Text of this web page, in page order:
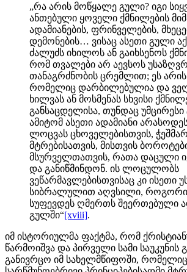
„რა არის მოწყალე გული? იგი
ანთებული ყოველი ქმნილების
ადამიანების, ფრინველების,
დემონების… ვისაც ასეთი გული
ძალუძს იხილოს ან გაიხსენოს
რომ თვალები არ აევსოს
თანაგრძნობის ცრემლით; ეს
რომელიც დარბილებულია და
ხილვას ან მოსმენას სხვისი
განსაცდელისა, თუნდაც უმცირესი
ამიტომ ასეთი ადამიანი
ლოცვას ცხოველებისთვის,
მტრებისათვის, მისთვის
მსურველთათვის, რათა დაცული
და განიწმინდონ. ის ლოცულობს
ვეწარმავლებისთვისაც კი ისეთი
სიბრალულით აღვსილი,
სუფევდეს ღმერთს შეერთებული
გულში“[xviii].
იმ ისტორიულმა ფაქტმა, რომ
წარმოიშვა და პირველი სამი საუკუნის
განივრცო იმ სახელმწიფოში, რომელიც